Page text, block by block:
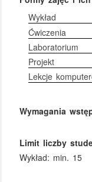
Wykład
Ćwiczenia
Laboratorium
Projekt
Lekcje
Wymagania
Limit liczby
Wykład: min. 15